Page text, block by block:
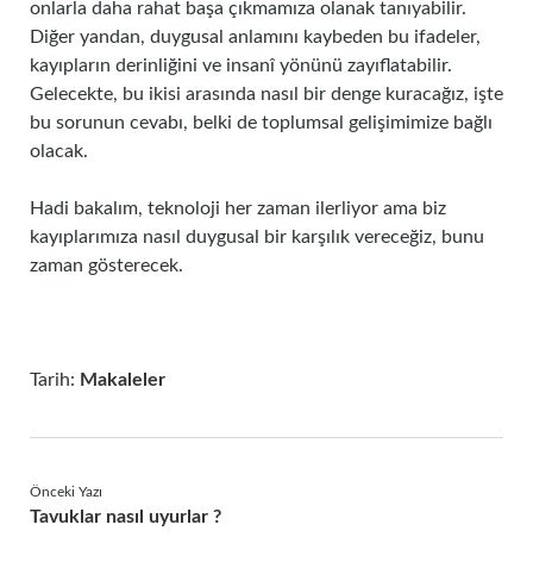
onlarla daha rahat başa çıkmamıza olanak tanıyabilir.
Diğer yandan, duygusal anlamını kaybeden bu ifadeler,
kayıpların derinliğini ve insanî yönünü zayıflatabilir.
Gelecekte, bu ikisi arasında nasıl bir denge kuracağız, işte
bu sorunun cevabı, belki de toplumsal gelişimimize bağlı
olacak.
Hadi bakalım, teknoloji her zaman ilerliyor ama biz
kayıplarımıza nasıl duygusal bir karşılık vereceğiz, bunu
zaman gösterecek.
Tarih: Makaleler
Önceki Yazı
Tavuklar nasıl uyurlar ?